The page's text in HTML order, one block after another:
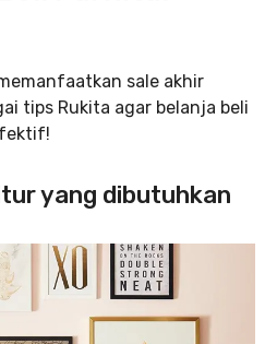
sale akhir
tips Rukita agar belanja beli
yang dibutuhkan